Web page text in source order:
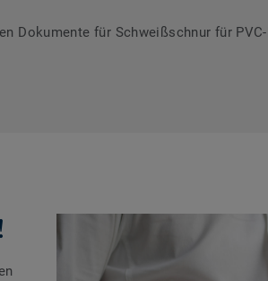
Dokumente für Schweißschnur für